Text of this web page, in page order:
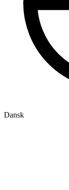
Dansk